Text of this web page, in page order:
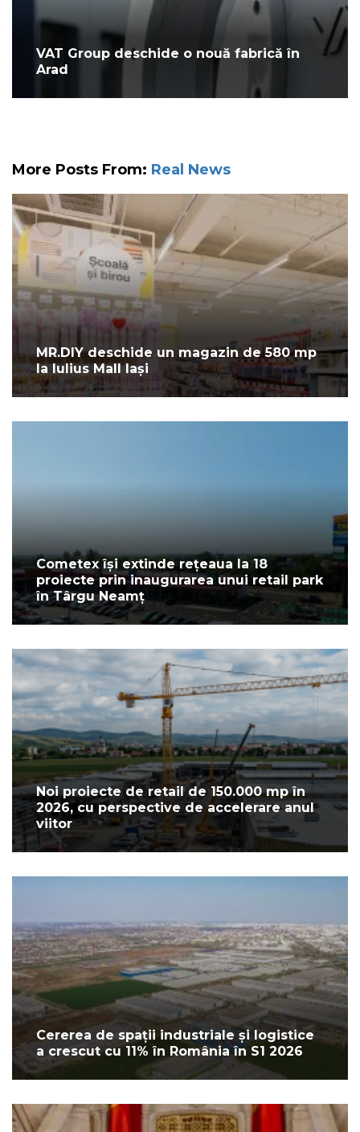
VAT Group deschide o nouă fabrică în
Arad
More Posts From: Real News
MR.DIY deschide un magazin de 580 mp
la Iulius Mall Iași
Cometex își extinde rețeaua la 18
proiecte prin inaugurarea unui retail park
în Târgu Neamț
Noi proiecte de retail de 150.000 mp în
2026, cu perspective de accelerare anul
viitor
Cererea de spații industriale și logistice
a crescut cu 11% în România în S1 2026